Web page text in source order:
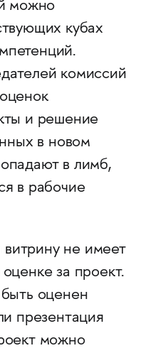
можно
кубах
комиссий
и решение
в новом
в лимб,
в рабочие
не имеет
за проект.
оценен
презентация
можно